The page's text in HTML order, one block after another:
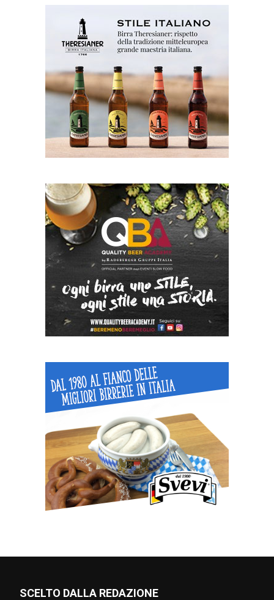
SCELTO DALLA REDAZIONE